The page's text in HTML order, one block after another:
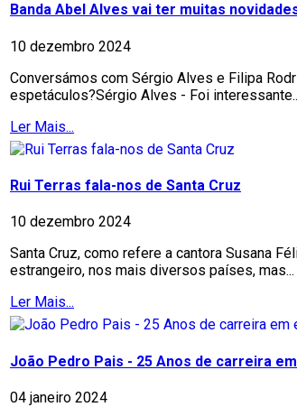
Banda Abel Alves vai ter muitas
10 dezembro 2024
Conversámos com Sérgio Alves e Filipa
espetáculos?Sérgio Alves - Foi
Ler Mais...
Rui Terras fala-nos de Santa Cruz
10 dezembro 2024
Santa Cruz, como refere a cantora Susana
estrangeiro, nos mais diversos países, mas...
Ler Mais...
João Pedro Pais - 25 Anos de carreira
04 janeiro 2024